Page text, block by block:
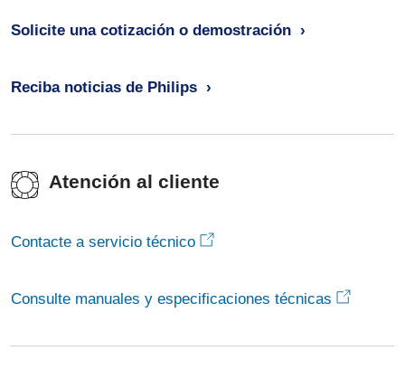
Solicite una cotización o demostración
Reciba noticias de Philips
Atención al cliente
Contacte a servicio técnico
Consulte manuales y especificaciones técnicas